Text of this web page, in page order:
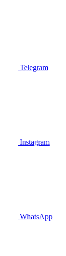
Telegram
Instagram
WhatsApp